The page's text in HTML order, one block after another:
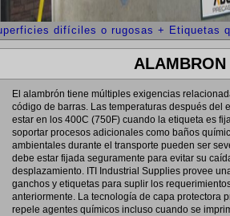
difíciles o rugosas + Etiquetas
ALAMBRON
El alambrón tiene múltiples exigencias
código de barras. Las temperaturas después del
estar en los 400C (750F) cuando la etiqueta es
soportar procesos adicionales como baños
ambientales durante el transporte pueden ser
debe estar fijada seguramente para evitar su
desplazamiento. ITI Industrial Supplies provee
ganchos y etiquetas para suplir los
anteriormente. La tecnología de capa protectora
repele agentes químicos incluso cuando se